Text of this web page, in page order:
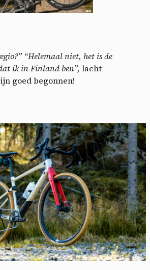
“Helemaal niet, het is de
ik in Finland ben”, lacht
goed begonnen!